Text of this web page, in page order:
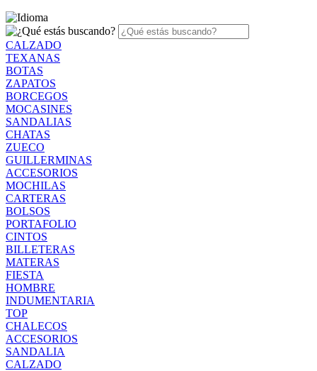
CALZADO
TEXANAS
BOTAS
ZAPATOS
BORCEGOS
MOCASINES
SANDALIAS
CHATAS
ZUECO
GUILLERMINAS
ACCESORIOS
MOCHILAS
CARTERAS
BOLSOS
PORTAFOLIO
CINTOS
BILLETERAS
MATERAS
FIESTA
HOMBRE
INDUMENTARIA
TOP
CHALECOS
ACCESORIOS
SANDALIA
CALZADO